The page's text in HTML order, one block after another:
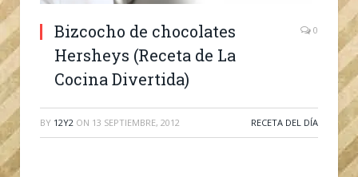
Bizcocho de chocolates
Hersheys (Receta de La
Cocina Divertida)
0
BY 12Y2 ON 13 SEPTIEMBRE, 2012 RECETA DEL DÍA